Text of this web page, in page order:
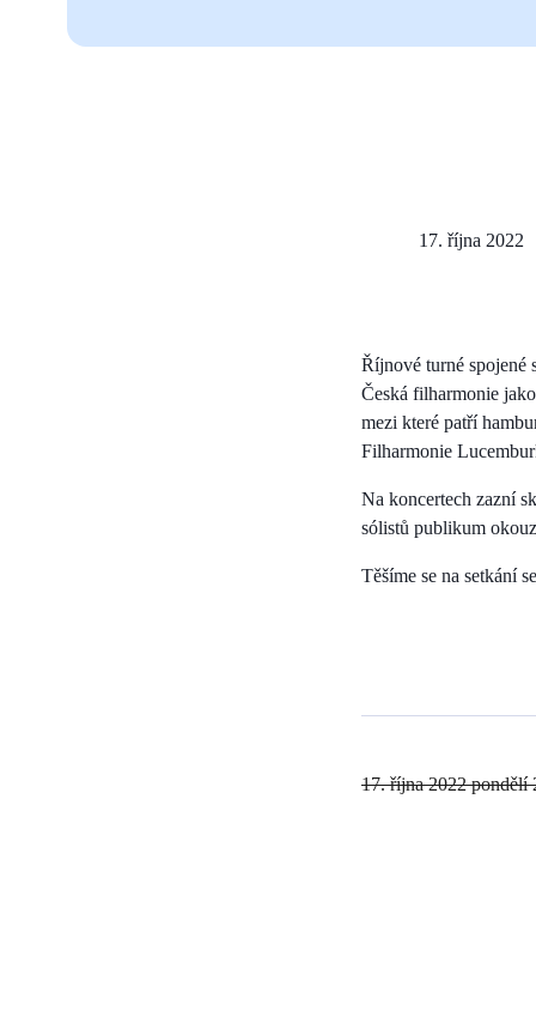
17. října 2022
Říjnové turné spojené
Česká filharmonie
mezi které patří
Filharmonie
Na koncertech zazní
sólistů publikum
Těšíme se na setkání
17. října 2022 pondělí